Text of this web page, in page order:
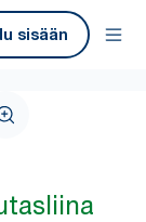
sisään